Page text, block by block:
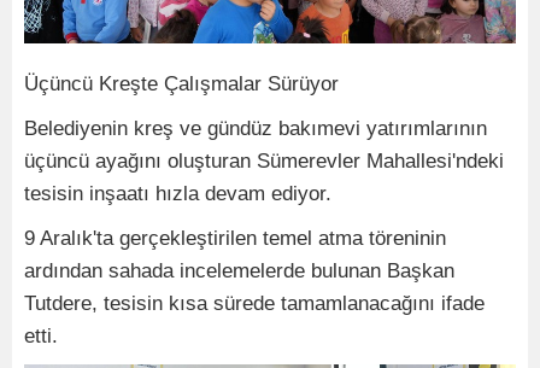
Üçüncü Kreşte Çalışmalar Sürüyor
Belediyenin kreş ve gündüz bakımevi yatırımlarının
üçüncü ayağını oluşturan Sümerevler Mahallesi'ndeki
tesisin inşaatı hızla devam ediyor.
9 Aralık'ta gerçekleştirilen temel atma töreninin
ardından sahada incelemelerde bulunan Başkan
Tutdere, tesisin kısa sürede tamamlanacağını ifade
etti.